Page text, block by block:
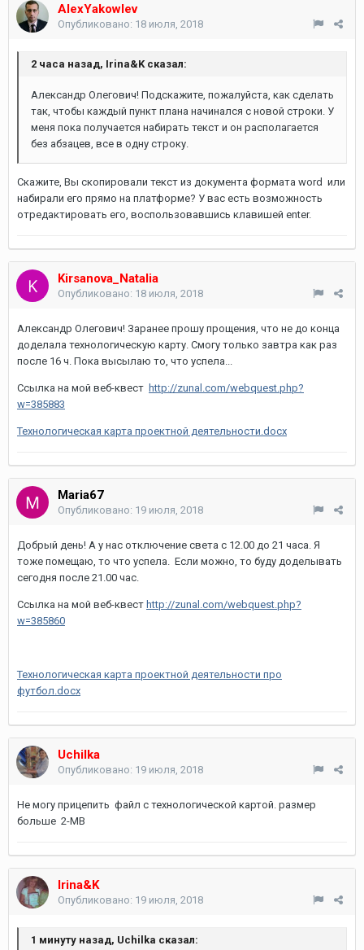
AlexYakowlev
Опубликовано: 18 июля, 2018
2 часа назад, Irina&K сказал:
Александр Олегович! Подскажите, пожалуйста, как сделать
так, чтобы каждый пункт плана начинался с новой строки. У
меня пока получается набирать текст и он располагается
без абзацев, все в одну строку.
Скажите, Вы скопировали текст из документа формата word или
набирали его прямо на платформе? У вас есть возможность
отредактировать его, воспользовавшись клавишей enter.
Kirsanova_Natalia
Опубликовано: 18 июля, 2018
Александр Олегович! Заранее прошу прощения, что не до конца
доделала технологическую карту. Смогу только завтра как раз
после 16 ч. Пока высылаю то, что успела...
Ссылка на мой веб-квест http://zunal.com/webquest.php?
w=385883
Технологическая карта проектной деятельности.docx
Maria67
Опубликовано: 19 июля, 2018
Добрый день! А у нас отключение света с 12.00 до 21 часа. Я
тоже помещаю, то что успела. Если можно, то буду доделывать
сегодня после 21.00 час.
Ссылка на мой веб-квест http://zunal.com/webquest.php?
w=385860
Технологическая карта проектной деятельности про
футбол.docx
Uchilka
Опубликовано: 19 июля, 2018
Не могу прицепить файл с технологической картой. размер
больше 2-MB
Irina&K
Опубликовано: 19 июля, 2018
1 минуту назад, Uchilka сказал: